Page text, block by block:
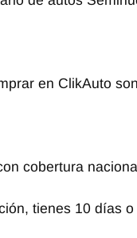
en ClikAuto
cobertura
tienes 10 días